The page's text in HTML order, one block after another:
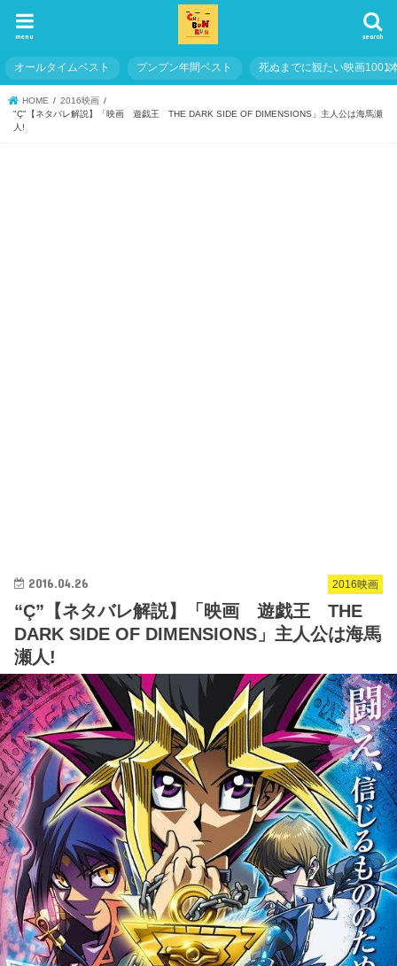
search
menu
オールタイムベスト ブンブン年間ベスト 死ぬまでに観たい映画1001
HOME
2016映画
"Ç"【ネタバレ解説】「映画 遊戯王 THE DARK SIDE OF DIMENSIONS」主人公は海馬瀬
人!
2016映画
2016.04.26
“Ç”【ネタバレ解説】「映画 遊戯王 THE
DARK SIDE OF DIMENSIONS」主人公は海馬
瀬人!